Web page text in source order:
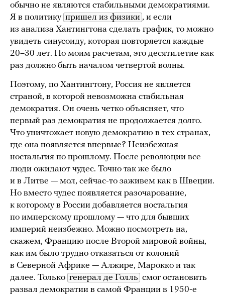
обычно не являются стабильными демократиями.
Я в политику пришел из физики , и если
из анализа Хантингтона сделать график, то можно
увидеть синусоиду, которая повторяется каждые
20–30 лет. По моим расчетам, это десятилетие как
раз должно быть началом четвертой волны.
Поэтому, по Хантингтону, Россия не является
страной, в которой невозможна стабильная
демократия. Он очень четко объясняет, что
первый раз демократия не продолжается долго.
Что уничтожает новую демократию в тех странах,
где она появляется впервые? Неизбежная
ностальгия по прошлому. После революции все
люди ожидают чудес. Точно так же было
и в Литве — мол, сейчас-то заживем как в Швеции.
Но вместо чудес появляется разочарование,
к которому в России добавляется ностальгия
по имперскому прошлому — что для бывших
империй неизбежно. Можно посмотреть на,
скажем, Францию после Второй мировой войны,
как им было трудно отказаться от колоний
в Северной Африке — Алжире, Марокко и так
далее. Только генерал де Голль смог остановить
развал демократии в самой Франции в 1950-е